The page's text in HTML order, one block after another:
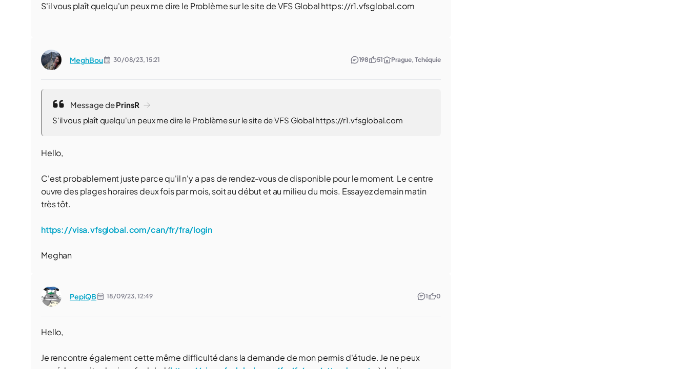
S'il vous plaît quelqu'un peux me dire le Problème sur le site de VFS Global https://r1.vfsglobal.com
MeghBou 30/08/23, 15:21 198 51 Prague, Tchéquie
Message dePrinsR
S'il vous plaît quelqu'un peux me dire le Problème sur le site de VFS Global https://r1.vfsglobal.com
Hello,
C'est probablement juste parce qu'il n'y a pas de rendez-vous de disponible pour le moment. Le centre
ouvre des plages horaires deux fois par mois, soit au début et au milieu du mois. Essayez demain matin
très tôt.
https://visa.vfsglobal.com/can/fr/fra/login
Meghan
PepiQB 18/09/23, 12:49 1 0
Hello,
Je rencontre également cette même difficulté dans la demande de mon permis d'étude. Je ne peux